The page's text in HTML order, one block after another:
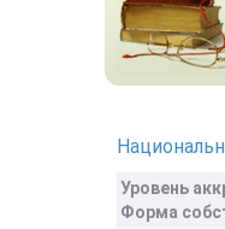
Уровень
Форма